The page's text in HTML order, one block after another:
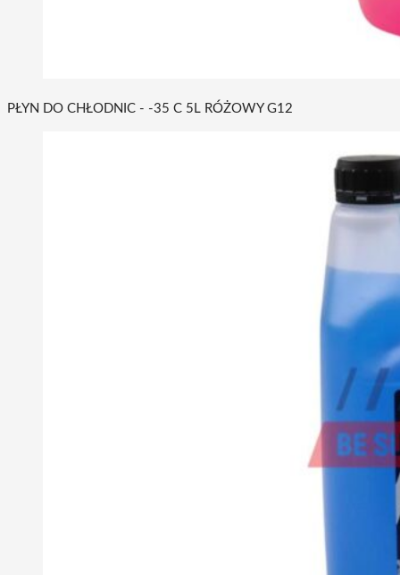
PŁYN DO CHŁODNIC - -35 C 5L RÓŻOWY G12